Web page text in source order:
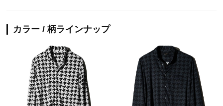
カラー / 柄ラインナップ